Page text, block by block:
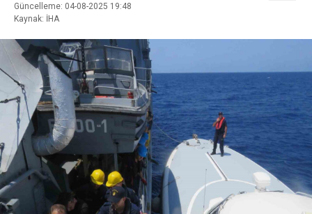
Güncelleme: 04-08-2025 19:48
Kaynak: İHA